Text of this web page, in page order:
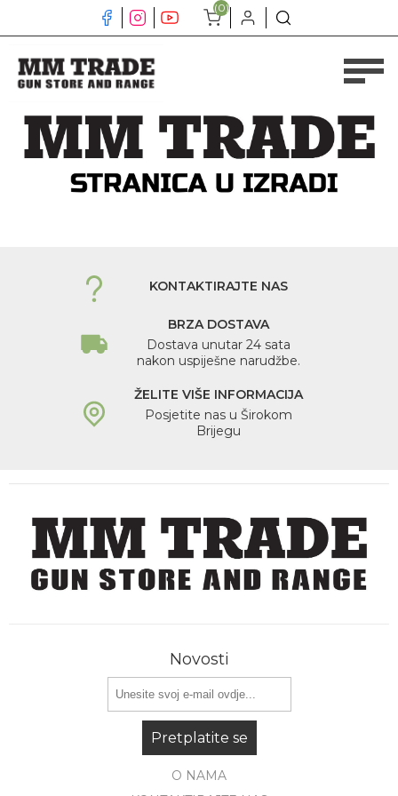
(0)
KONTAKTIRAJTE NAS
BRZA DOSTAVA
Dostava unutar 24 sata
nakon uspiješne narudžbe.
ŽELITE VIŠE INFORMACIJA
Posjetite nas u Širokom
Brijegu
Novosti
Pretplatite se
O NAMA